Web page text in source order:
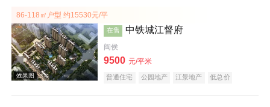
效果图
86-118㎡户型 约15530元/平
在售 中铁城江督府
闽侯
9500 元/平米
普通住宅 公园地产 江景地产
低总价